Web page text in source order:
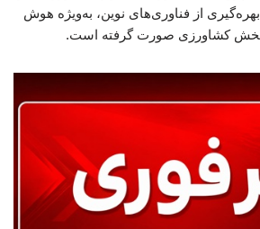
از فناوری‌های نوین، به‌ویژه هوش
کشاورزی صورت گرفته است.